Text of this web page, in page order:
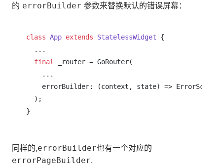
的 errorBuilder 参数来替换默认的错误屏幕：
class App extends StatelessWidget
{
  ...
final
_router = GoRouter(
    ...
errorBuilder: (context, state) =>
  );
同样的,errorBuilder也有一个对应的
errorPageBuilder.